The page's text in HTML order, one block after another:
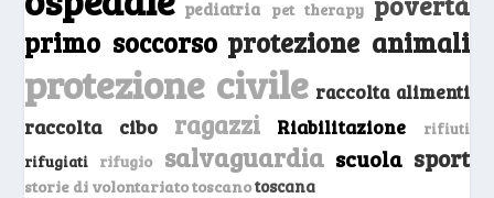
pediatria pet therapy
primo soccorso protezione animali
protezione civile raccolta alimenti
raccolta cibo ragazzi Riabilitazione
rifiuti
rifugiati
rifugio salvaguardia scuola sport
storie di volontariato toscanotoscana